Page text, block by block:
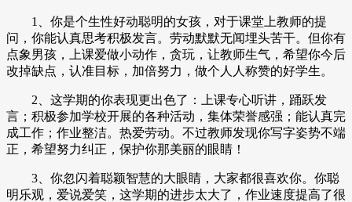
1、你是个生性好动聪明的女孩，对于课堂上教师的提
问，你能认真思考积极发言。劳动默默无闻埋头苦干。但你有
点象男孩，上课爱做小动作，贪玩，让教师生气，希望你今后
改掉缺点，认准目标，加倍努力，做个人人称赞的好学生。
2、这学期的你表现更出色了：上课专心听讲，踊跃发
言；积极参加学校开展的各种活动，集体荣誉感强；能认真完
成工作；作业整洁。热爱劳动。不过教师发现你写字姿势不端
正，希望努力纠正，保护你那美丽的眼睛！
3、你忽闪着聪颖智慧的大眼睛，大家都很喜欢你。你聪
明乐观，爱说爱笑，这学期的进步太大了，作业速度提高了很